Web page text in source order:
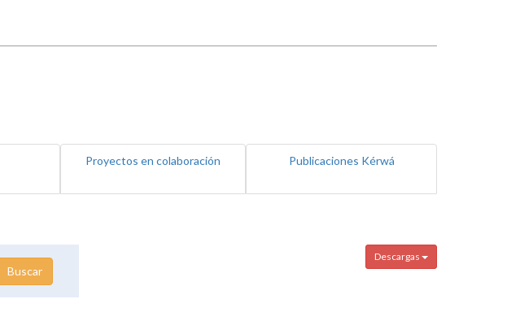
Proyectos en colaboración Publicaciones Kérwá
Descargas